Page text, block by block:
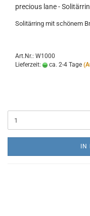
precious lane -
Solitärring mit schönem
Art.Nr.: W1000
Lieferzeit:
ca. 2-4 Tage